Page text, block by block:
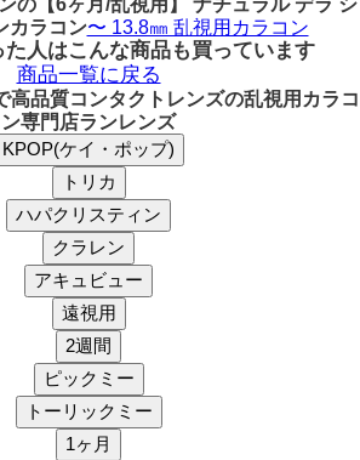
の【6ヶ月/乱視用】 ナチュラル デラ シ
カラコン〜 13.8㎜ 乱視用カラコン
た人はこんな商品も買っています
商品一覧に戻る
高品質コンタクトレンズの乱視用カラコ
ン専門店ランレンズ